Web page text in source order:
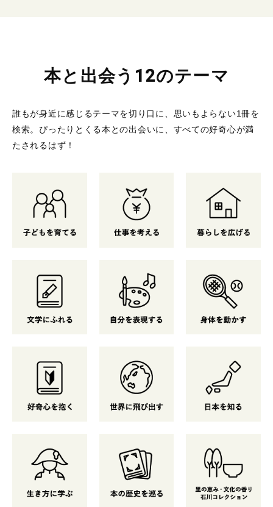
本と出会う12のテーマ
誰もが身近に感じるテーマを切り口に、思いもよらない1冊を
検索。 ぴったりとくる本との出会いに、すべての好奇心が満
たされるはず！